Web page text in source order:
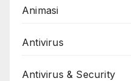
Animasi
Antivirus
Antivirus & Security